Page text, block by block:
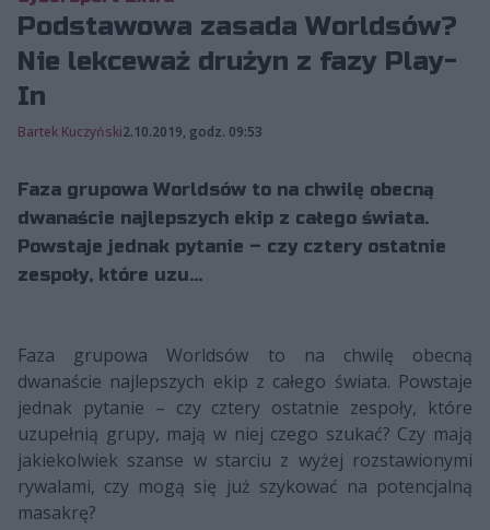
Podstawowa zasada Worldsów?
Nie lekceważ drużyn z fazy Play-
In
Bartek Kuczyński2.10.2019, godz. 09:53
Faza grupowa Worldsów to na chwilę obecną
dwanaście najlepszych ekip z całego świata.
Powstaje jednak pytanie – czy cztery ostatnie
zespoły, które uzu...
Faza grupowa Worldsów to na chwilę obecną
dwanaście najlepszych ekip z całego świata. Powstaje
jednak pytanie – czy cztery ostatnie zespoły, które
uzupełnią grupy, mają w niej czego szukać? Czy mają
jakiekolwiek szanse w starciu z wyżej rozstawionymi
rywalami, czy mogą się już szykować na potencjalną
masakrę?